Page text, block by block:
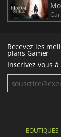
Recevez les
plans Gamer
Inscrivez vous
BOUTIQUES